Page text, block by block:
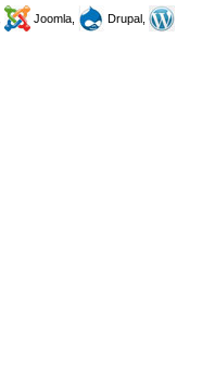
Joomla,
Drupal,